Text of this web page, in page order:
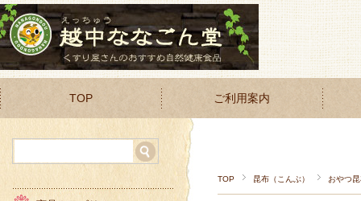
TOP ご利用案内
TOP 昆布（こんぶ） おやつ